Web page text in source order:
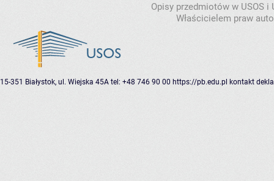
Opisy przedmiotów w USOS
Właścicielem praw
15-351 Białystok, ul. Wiejska 45A tel: +48 746 90 00 https://pb.edu.pl kontakt